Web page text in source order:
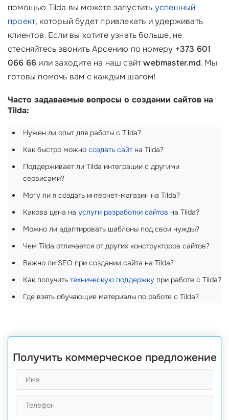
помощью Tilda вы можете запустить успешный
проект, который будет привлекать и удерживать
клиентов. Если вы хотите узнать больше, не
стесняйтесь звонить Арсению по номеру +373 601
066 66 или заходите на наш сайтwebmaster.md. Мы
готовы помочь вам с каждым шагом!
Часто задаваемые вопросы о создании сайтов на
Tilda:
Нужен ли опыт для работы с Tilda?
Как быстро можно создать сайтна Tilda?
Поддерживает ли Tilda интеграции с другими
сервисами?
Могу ли я создать интернет-магазин на Tilda?
Какова цена на услуги разработки сайтов на Tilda?
Можно ли адаптировать шаблоны под свои нужды?
Чем Tilda отличается от других конструкторов сайтов?
Важно ли SEO при создании сайта на Tilda?
Как получить техническую поддержку при работе с Tilda?
Где взять обучающие материалы по работе с Tilda?
Получить коммерческое предложение